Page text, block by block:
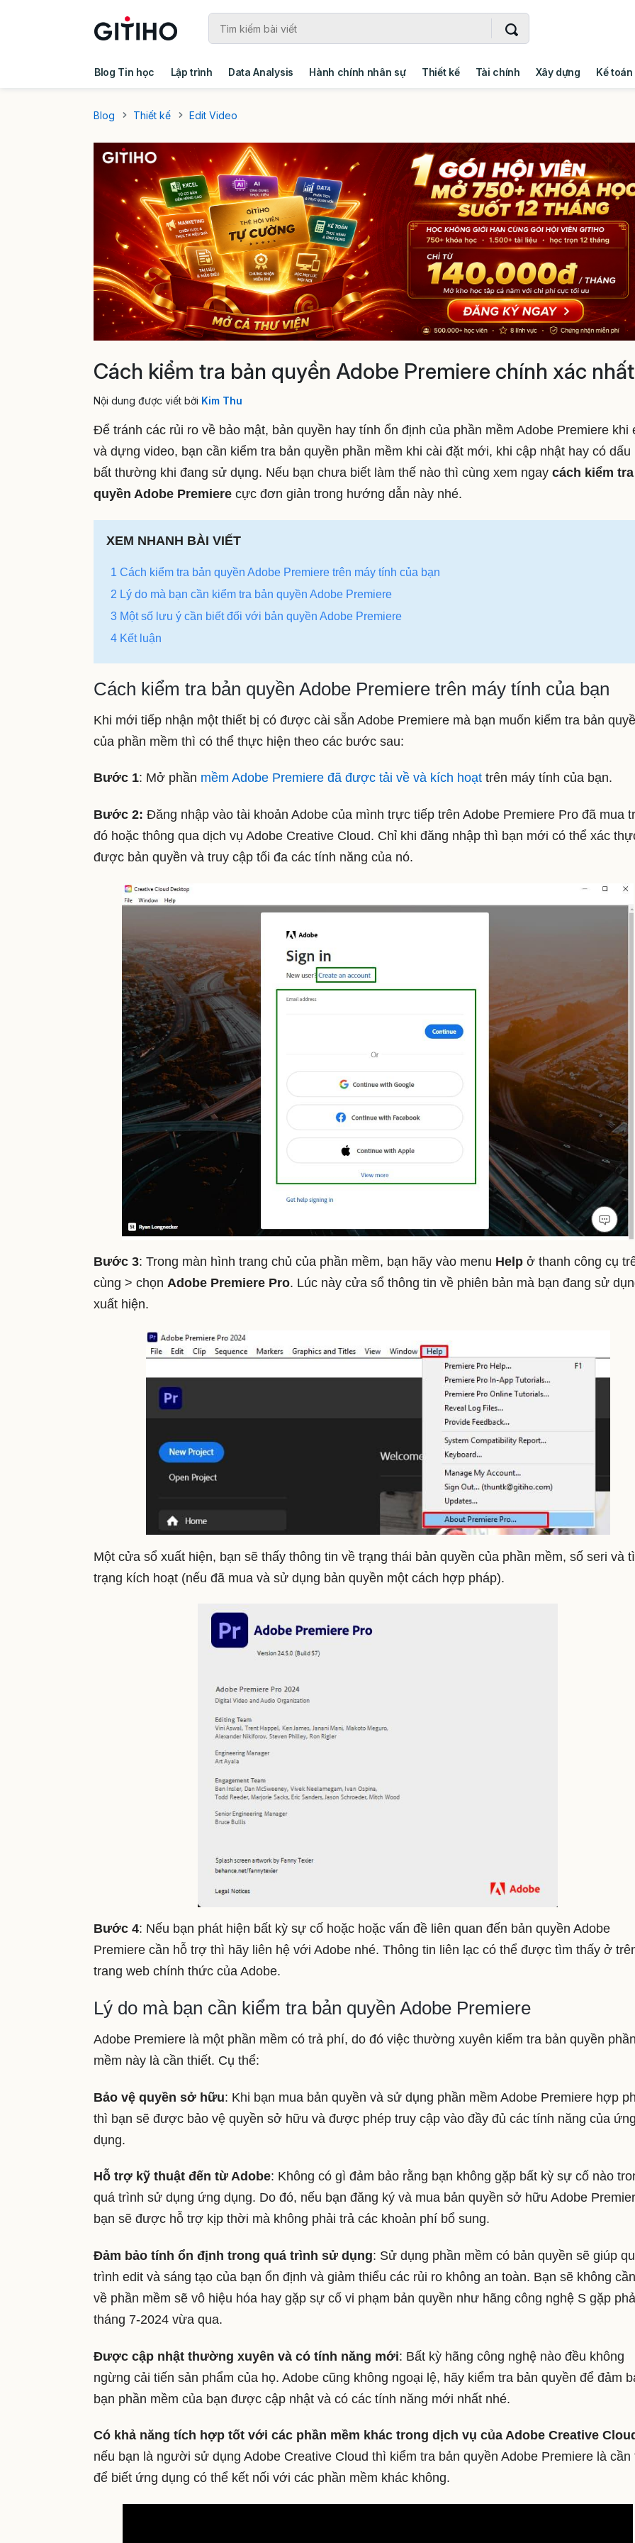
Blog Tin học Lập trình Data Analysis Hành chính nhân sự Thiết kế Tài chính Xây dựng Kế toán
Blog
Thiết kế Edit Video
Cách kiểm tra bản quyền Adobe Premiere chính xác nhất
Nội dung được viết bởi Kim Thu
Để tránh các rủi ro về bảo mật, bản quyền hay tính ổn định của phần mềm Adobe Premiere khi
và dựng video, bạn cần kiểm tra bản quyền phần mềm khi cài đặt mới, khi cập nhật hay có dấu
bất thường khi đang sử dụng. Nếu bạn chưa biết làm thế nào thì cùng xem ngay cách kiểm
quyền Adobe Premiere cực đơn giản trong hướng dẫn này nhé.
XEM NHANH BÀI VIẾT
1 Cách kiểm tra bản quyền Adobe Premiere trên máy tính của bạn
2 Lý do mà bạn cần kiểm tra bản quyền Adobe Premiere
3 Một số lưu ý cần biết đối với bản quyền Adobe Premiere
4 Kết luận
Cách kiểm tra bản quyền Adobe Premiere trên máy tính của bạn
Khi mới tiếp nhận một thiết bị có được cài sẵn Adobe Premiere mà bạn muốn kiểm tra bản
của phần mềm thì có thể thực hiện theo các bước sau:
Bước 1: Mở phần mềm Adobe Premiere đã được tải về và kích hoạt trên máy tính của bạn.
Bước 2: Đăng nhập vào tài khoản Adobe của mình trực tiếp trên Adobe Premiere Pro đã mua
đó hoặc thông qua dịch vụ Adobe Creative Cloud. Chỉ khi đăng nhập thì bạn mới có thể xác
được bản quyền và truy cập tối đa các tính năng của nó.
Bước 3: Trong màn hình trang chủ của phần mềm, bạn hãy vào menu Help ở thanh công cụ
cùng > chọn Adobe Premiere Pro. Lúc này cửa sổ thông tin về phiên bản mà bạn đang sử
xuất hiện.
Một cửa sổ xuất hiện, bạn sẽ thấy thông tin về trạng thái bản quyền của phần mềm, số seri và
trạng kích hoạt (nếu đã mua và sử dụng bản quyền một cách hợp pháp).
Bước 4: Nếu bạn phát hiện bất kỳ sự cố hoặc hoặc vấn đề liên quan đến bản quyền Adobe
Premiere cần hỗ trợ thì hãy liên hệ với Adobe nhé. Thông tin liên lạc có thể được tìm thấy ở
trang web chính thức của Adobe.
Lý do mà bạn cần kiểm tra bản quyền Adobe Premiere
Adobe Premiere là một phần mềm có trả phí, do đó việc thường xuyên kiểm tra bản quyền
mềm này là cần thiết. Cụ thể:
Bảo vệ quyền sở hữu: Khi bạn mua bản quyền và sử dụng phần mềm Adobe Premiere hợp
thì bạn sẽ được bảo vệ quyền sở hữu và được phép truy cập vào đầy đủ các tính năng của
dụng.
Hỗ trợ kỹ thuật đến từ Adobe: Không có gì đảm bảo rằng bạn không gặp bất kỳ sự cố nào
quá trình sử dụng ứng dụng. Do đó, nếu bạn đăng ký và mua bản quyền sở hữu Adobe
bạn sẽ được hỗ trợ kịp thời mà không phải trả các khoản phí bổ sung.
Đảm bảo tính ổn định trong quá trình sử dụng: Sử dụng phần mềm có bản quyền sẽ giúp
trình edit và sáng tạo của bạn ổn định và giảm thiểu các rủi ro không an toàn. Bạn sẽ không
về phần mềm sẽ vô hiệu hóa hay gặp sự cố vi phạm bản quyền như hãng công nghệ S gặp
tháng 7-2024 vừa qua.
Được cập nhật thường xuyên và có tính năng mới: Bất kỳ hãng công nghệ nào đều không
ngừng cải tiến sản phẩm của họ. Adobe cũng không ngoại lệ, hãy kiểm tra bản quyền để đảm
bạn phần mềm của bạn được cập nhật và có các tính năng mới nhất nhé.
Có khả năng tích hợp tốt với các phần mềm khác trong dịch vụ của Adobe Creative
nếu bạn là người sử dụng Adobe Creative Cloud thì kiểm tra bản quyền Adobe Premiere là cần
để biết ứng dụng có thể kết nối với các phần mềm khác không.